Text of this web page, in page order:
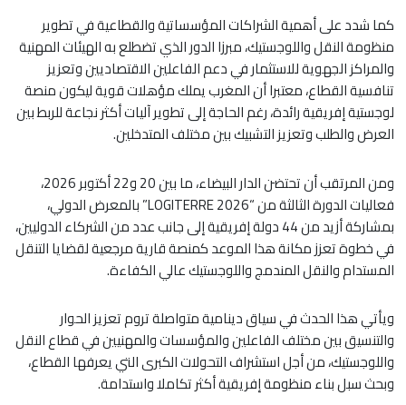
كما شدد على أهمية الشراكات المؤسساتية والقطاعية في تطوير
منظومة النقل واللوجستيك، مبرزا الدور الذي تضطلع به الهيئات المهنية
والمراكز الجهوية للاستثمار في دعم الفاعلين الاقتصاديين وتعزيز
تنافسية القطاع، معتبرا أن المغرب يملك مؤهلات قوية ليكون منصة
لوجستية إفريقية رائدة، رغم الحاجة إلى تطوير آليات أكثر نجاعة للربط بين
العرض والطلب وتعزيز التشبيك بين مختلف المتدخلين.
ومن المرتقب أن تحتضن الدار البيضاء، ما بين 20 و22 أكتوبر 2026،
فعاليات الدورة الثالثة من “LOGITERRE 2026” بالمعرض الدولي،
بمشاركة أزيد من 44 دولة إفريقية إلى جانب عدد من الشركاء الدوليين،
في خطوة تعزز مكانة هذا الموعد كمنصة قارية مرجعية لقضايا التنقل
المستدام والنقل المندمج واللوجستيك عالي الكفاءة.
ويأتي هذا الحدث في سياق دينامية متواصلة تروم تعزيز الحوار
والتنسيق بين مختلف الفاعلين والمؤسسات والمهنيين في قطاع النقل
واللوجستيك، من أجل استشراف التحولات الكبرى التي يعرفها القطاع،
وبحث سبل بناء منظومة إفريقية أكثر تكاملا واستدامة.